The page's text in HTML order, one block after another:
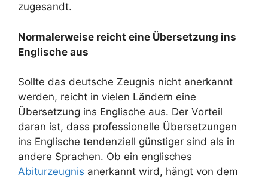
zugesandt.
Normalerweise reicht eine Übersetzung ins
Englische aus
Sollte das deutsche Zeugnis nicht anerkannt
werden, reicht in vielen Ländern eine
Übersetzung ins Englische aus. Der Vorteil
daran ist, dass professionelle Übersetzungen
ins Englische tendenziell günstiger sind als in
andere Sprachen. Ob ein englisches
Abiturzeugnis anerkannt wird, hängt von dem